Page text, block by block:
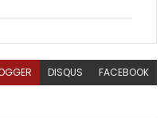
DISQUS FACEBOOK